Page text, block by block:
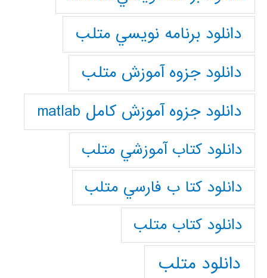
دانلود برنامه نويسي متلب
دانلود جزوه آموزش متلب
دانلود جزوه آموزش کامل matlab
دانلود كتاب آموزشي متلب
دانلود كتا ب فارسي متلب
دانلود كتاب متلب
دانلود متلب